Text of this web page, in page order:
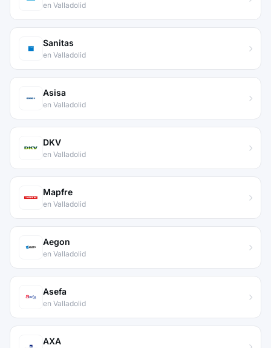
en Valladolid
Sanitas
en Valladolid
Asisa
en Valladolid
DKV
en Valladolid
Mapfre
en Valladolid
Aegon
en Valladolid
Asefa
en Valladolid
AXA